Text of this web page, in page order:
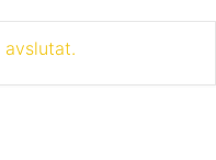
avslutat.